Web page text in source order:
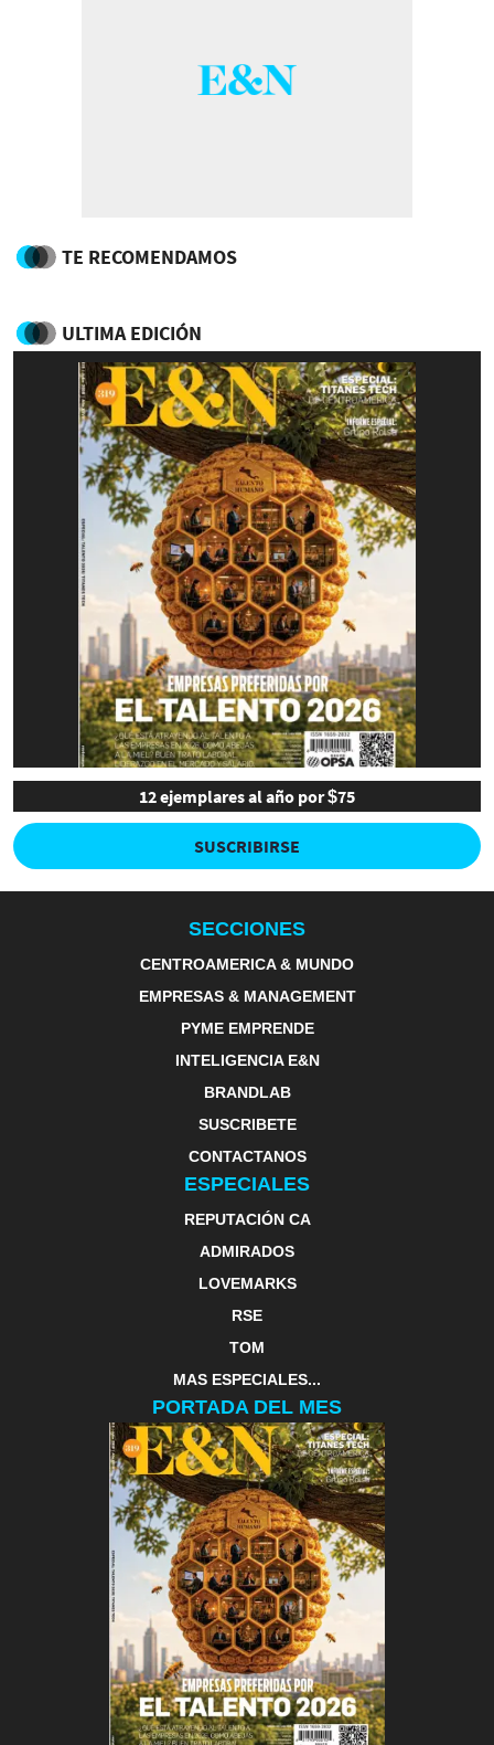
TE RECOMENDAMOS
ULTIMA EDICIÓN
12 ejemplares al año por $75
SUSCRIBIRSE
SECCIONES
CENTROAMERICA & MUNDO
EMPRESAS & MANAGEMENT
PYME EMPRENDE
INTELIGENCIA E&N
BRANDLAB
SUSCRIBETE
CONTACTANOS
ESPECIALES
REPUTACIÓN CA
ADMIRADOS
LOVEMARKS
RSE
TOM
MAS ESPECIALES...
PORTADA DEL MES